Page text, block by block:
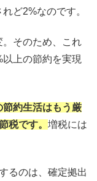
ど2%なのです。
そのため、これ
上の節約を実現
節約生活はもう厳
税です。 増税には
るのは、確定拠出